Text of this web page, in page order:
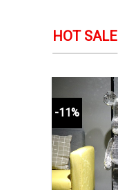
HOT SALE
-11%